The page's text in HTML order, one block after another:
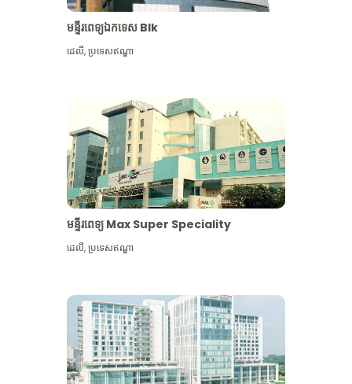
មន្ទីរពេទ្យឯកទេស Blk
ដេលី,ប្រទេសឥណ្ឌា
មន្ទីរពេទ្យ Max Super Speciality
ដេលី,ប្រទេសឥណ្ឌា